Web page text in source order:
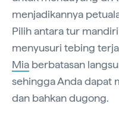
menjadikannya
Pilih antara tur
menyusuri tebing
Mia berbatasan
sehingga Anda dapat
dan bahkan dugong.